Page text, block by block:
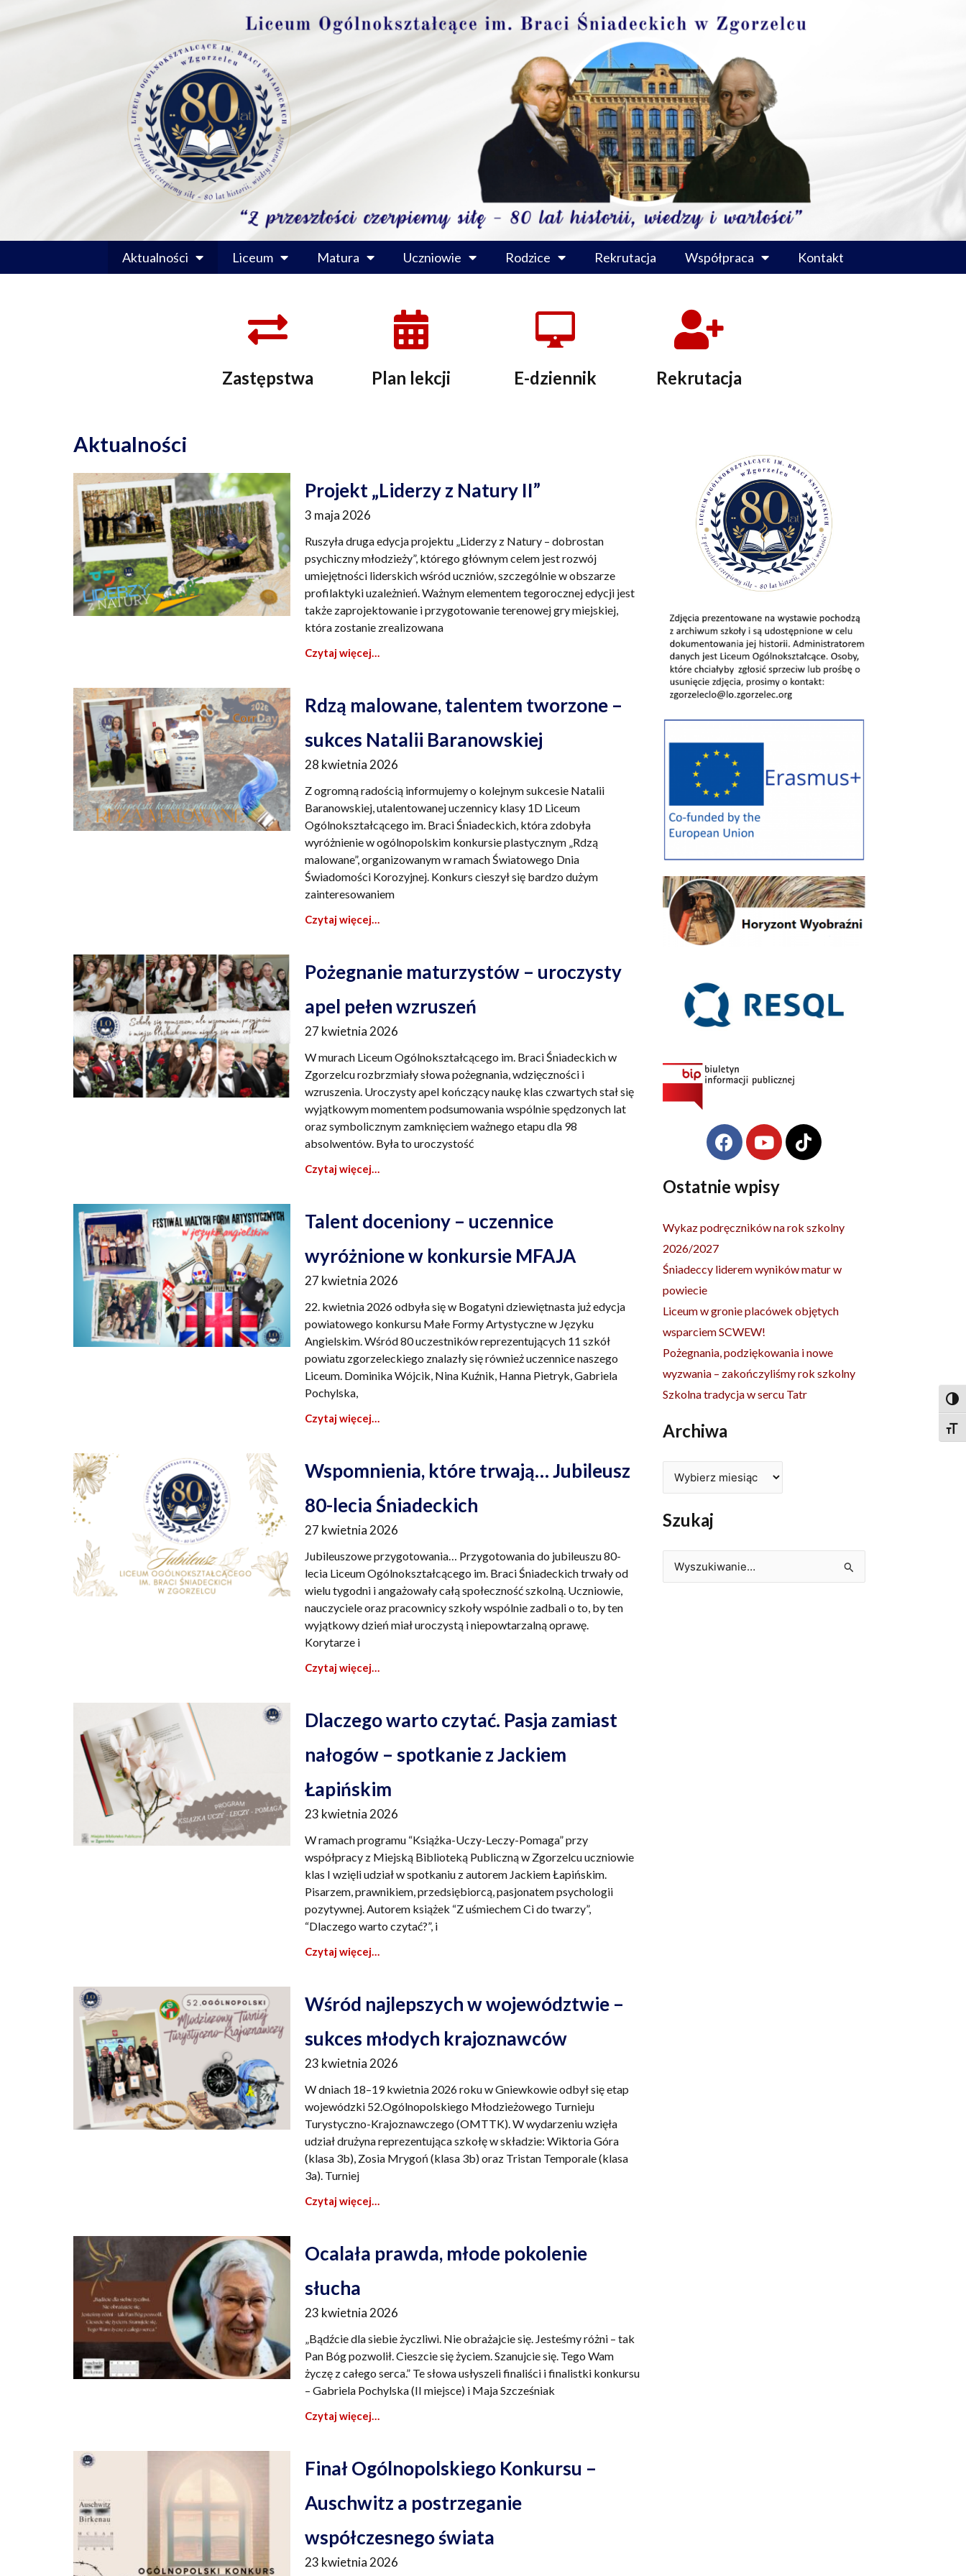
do
Aktualności Liceum Matura Uczniowie Rodzice Rekrutacja Współpraca Kontakt
Zastępstwa Plan lekcji E-dziennik Rekrutacja
Aktualności
Projekt „Liderzy z Natury II”
3 maja 2026
Ruszyła druga edycja projektu „Liderzy z Natury – dobrostan
psychiczny młodzieży”, którego głównym celem jest rozwój
umiejętności liderskich wśród uczniów, szczególnie w obszarze
profilaktyki uzależnień. Ważnym elementem tegorocznej edycji jest
także zaprojektowanie i przygotowanie terenowej gry miejskiej,
która zostanie zrealizowana
Czytaj więcej…
Rdzą malowane, talentem tworzone –
sukces Natalii Baranowskiej
28 kwietnia 2026
Z ogromną radością informujemy o kolejnym sukcesie Natalii
Baranowskiej, utalentowanej uczennicy klasy 1D Liceum
Ogólnokształcącego im. Braci Śniadeckich, która zdobyła
wyróżnienie w ogólnopolskim konkursie plastycznym „Rdzą
malowane”, organizowanym w ramach Światowego Dnia
Świadomości Korozyjnej. Konkurs cieszył się bardzo dużym
zainteresowaniem
Czytaj więcej…
Pożegnanie maturzystów – uroczysty
apel pełen wzruszeń
27 kwietnia 2026
W murach Liceum Ogólnokształcącego im. Braci Śniadeckich w
Zgorzelcu rozbrzmiały słowa pożegnania, wdzięczności i
wzruszenia. Uroczysty apel kończący naukę klas czwartych stał się
wyjątkowym momentem podsumowania wspólnie spędzonych lat
oraz symbolicznym zamknięciem ważnego etapu dla 98
absolwentów. Była to uroczystość
Czytaj więcej…
Talent doceniony – uczennice
wyróżnione w konkursie MFAJA
27 kwietnia 2026
22. kwietnia 2026 odbyła się w Bogatyni dziewiętnasta już edycja
powiatowego konkursu Małe Formy Artystyczne w Języku
Angielskim. Wśród 80 uczestników reprezentujących 11 szkół
powiatu zgorzeleckiego znalazły się również uczennice naszego
Liceum. Dominika Wójcik, Nina Kuźnik, Hanna Pietryk, Gabriela
Pochylska,
Czytaj więcej…
Wspomnienia, które trwają… Jubileusz
80-lecia Śniadeckich
27 kwietnia 2026
Jubileuszowe przygotowania… Przygotowania do jubileuszu 80-
lecia Liceum Ogólnokształcącego im. Braci Śniadeckich trwały od
wielu tygodni i angażowały całą społeczność szkolną. Uczniowie,
nauczyciele oraz pracownicy szkoły wspólnie zadbali o to, by ten
wyjątkowy dzień miał uroczystą i niepowtarzalną oprawę.
Korytarze i
Czytaj więcej…
Dlaczego warto czytać. Pasja zamiast
nałogów – spotkanie z Jackiem
Łapińskim
23 kwietnia 2026
W ramach programu “Książka-Uczy-Leczy-Pomaga” przy
współpracy z Miejską Biblioteką Publiczną w Zgorzelcu uczniowie
klas I wzięli udział w spotkaniu z autorem Jackiem Łapińskim.
Pisarzem, prawnikiem, przedsiębiorcą, pasjonatem psychologii
pozytywnej. Autorem książek “Z uśmiechem Ci do twarzy”,
“Dlaczego warto czytać?”, i
Czytaj więcej…
Wśród najlepszych w województwie –
sukces młodych krajoznawców
23 kwietnia 2026
W dniach 18–19 kwietnia 2026 roku w Gniewkowie odbył się etap
wojewódzki 52.Ogólnopolskiego Młodzieżowego Turnieju
Turystyczno-Krajoznawczego (OMTTK). W wydarzeniu wzięła
udział drużyna reprezentująca szkołę w składzie: Wiktoria Góra
(klasa 3b), Zosia Mrygoń (klasa 3b) oraz Tristan Temporale (klasa
3a). Turniej
Czytaj więcej…
Ocalała prawda, młode pokolenie
słucha
23 kwietnia 2026
„Bądźcie dla siebie życzliwi. Nie obrażajcie się. Jesteśmy różni – tak
Pan Bóg pozwolił. Cieszcie się życiem. Szanujcie się. Tego Wam
życzę z całego serca.” Te słowa usłyszeli finaliści i finalistki konkursu
– Gabriela Pochylska (II miejsce) i Maja Szcześniak
Czytaj więcej…
Finał Ogólnopolskiego Konkursu –
Auschwitz a postrzeganie
współczesnego świata
23 kwietnia 2026
StronaStronaStronaStronaStrona
F
a
e
o
o
Y
o
t
b
T
i
k
Ostatnie wpisy
Wykaz podręczników na rok szkolny
2026/2027
Śniadeccy liderem wyników matur w
powiecie
Liceum w gronie placówek objętych
wsparciem SCWEW!
Pożegnania, podziękowania i nowe
wyzwania – zakończyliśmy rok szkolny
Szkolna tradycja w sercu Tatr
Archiwa
Szukaj
Szukaj